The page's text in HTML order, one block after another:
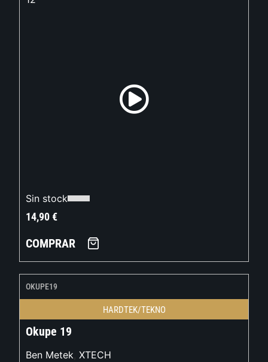
Sin stock
14,90€
COMPRAR
OKUPE19
HARDTEK/TEKNO
Okupe 19
Ben Metek, XTECH